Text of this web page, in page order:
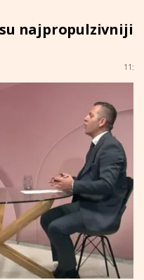
najpropulzivniji
11: